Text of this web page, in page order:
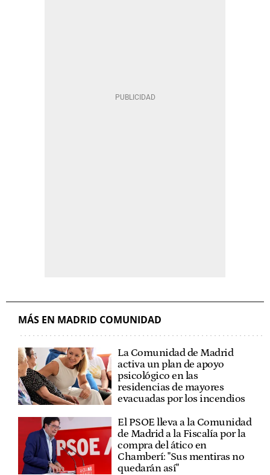
MÁS EN MADRID COMUNIDAD
La Comunidad de Madrid
activa un plan de apoyo
psicológico en las
residencias de mayores
evacuadas por los incendios
El PSOE lleva a la Comunidad
de Madrid a la Fiscalía por la
compra del ático en
Chamberí: "Sus mentiras no
quedarán así"